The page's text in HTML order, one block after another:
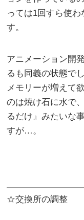
っては1回すら使
す。
アニメーション開
るも同義の状態で
メモリーが増えて
のは焼け石に水で
るだけ』みたいな
すが…。
☆交換所の調整